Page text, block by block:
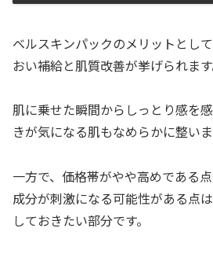
ベルスキンパックのメリットとし
おい補給と肌質改善が挙げられます
肌に乗せた瞬間からしっとり感を
きが気になる肌もなめらかに整いま
一方で、価格帯がやや高めである
成分が刺激になる可能性がある点
しておきたい部分です。